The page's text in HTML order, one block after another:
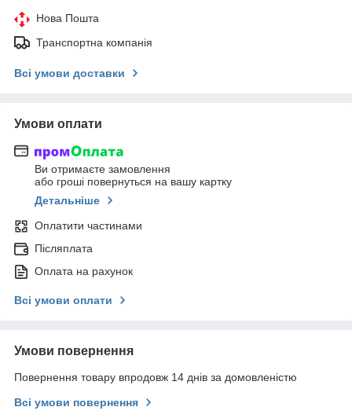
Нова Пошта
Транспортна компанія
Всі умови доставки
Умови оплати
Ви отримаєте замовлення
або гроші повернуться на вашу картку
Детальніше
Оплатити частинами
Післяплата
Оплата на рахунок
Всі умови оплати
Умови повернення
Повернення товару впродовж 14 днів за домовленістю
Всі умови повернення